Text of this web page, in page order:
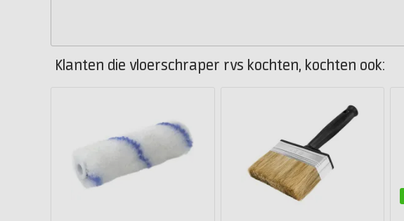
Klanten die vloerschraper rvs kochten, kochten ook: